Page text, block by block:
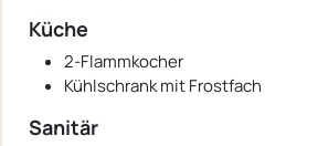
Küche
2-Flammkocher
Kühlschrank mit Frostfach
Sanitär